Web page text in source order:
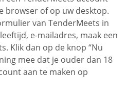
browser of op uw desktop.
van TenderMeets in
e-mailadres, maak een
Klik dan op de knop “Nu
mee dat je ouder dan 18
aan te maken op